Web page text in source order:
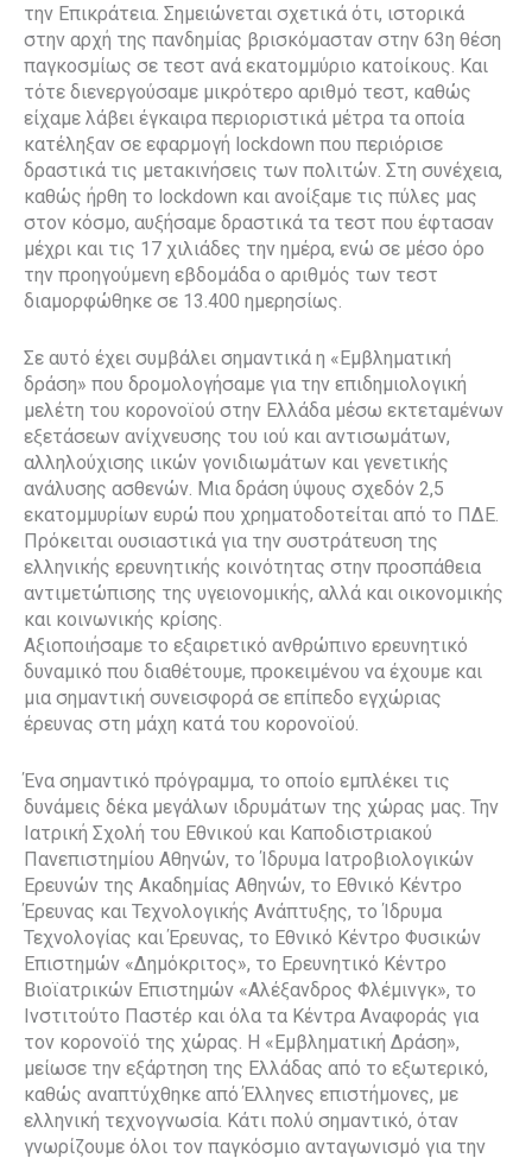
την Επικράτεια. Σημειώνεται σχετικά ότι, ιστορικά
στην αρχή της πανδημίας βρισκόμασταν στην 63η θέση
παγκοσμίως σε τεστ ανά εκατομμύριο κατοίκους. Και
τότε διενεργούσαμε μικρότερο αριθμό τεστ, καθώς
είχαμε λάβει έγκαιρα περιοριστικά μέτρα τα οποία
κατέληξαν σε εφαρμογή lockdown που περιόρισε
δραστικά τις μετακινήσεις των πολιτών. Στη συνέχεια,
καθώς ήρθη το lockdown και ανοίξαμε τις πύλες μας
στον κόσμο, αυξήσαμε δραστικά τα τεστ που έφτασαν
μέχρι και τις 17 χιλιάδες την ημέρα, ενώ σε μέσο όρο
την προηγούμενη εβδομάδα ο αριθμός των τεστ
διαμορφώθηκε σε 13.400 ημερησίως.
Σε αυτό έχει συμβάλει σημαντικά η «Εμβληματική
δράση» που δρομολογήσαμε για την επιδημιολογική
μελέτη του κορονοϊού στην Ελλάδα μέσω εκτεταμένων
εξετάσεων ανίχνευσης του ιού και αντισωμάτων,
αλληλούχισης ιικών γονιδιωμάτων και γενετικής
ανάλυσης ασθενών. Μια δράση ύψους σχεδόν 2,5
εκατομμυρίων ευρώ που χρηματοδοτείται από το ΠΔΕ.
Πρόκειται ουσιαστικά για την συστράτευση της
ελληνικής ερευνητικής κοινότητας στην προσπάθεια
αντιμετώπισης της υγειονομικής, αλλά και οικονομικής
και κοινωνικής κρίσης.
Αξιοποιήσαμε το εξαιρετικό ανθρώπινο ερευνητικό
δυναμικό που διαθέτουμε, προκειμένου να έχουμε και
μια σημαντική συνεισφορά σε επίπεδο εγχώριας
έρευνας στη μάχη κατά του κορονοϊού.
Ένα σημαντικό πρόγραμμα, το οποίο εμπλέκει τις
δυνάμεις δέκα μεγάλων ιδρυμάτων της χώρας μας. Την
Ιατρική Σχολή του Εθνικού και Καποδιστριακού
Πανεπιστημίου Αθηνών, το Ίδρυμα Ιατροβιολογικών
Ερευνών της Ακαδημίας Αθηνών, το Εθνικό Κέντρο
Έρευνας και Τεχνολογικής Ανάπτυξης, το Ίδρυμα
Τεχνολογίας και Έρευνας, το Εθνικό Κέντρο Φυσικών
Επιστημών «Δημόκριτος», το Ερευνητικό Κέντρο
Βιοϊατρικών Επιστημών «Αλέξανδρος Φλέμινγκ», το
Ινστιτούτο Παστέρ και όλα τα Κέντρα Αναφοράς για
τον κορονοϊό της χώρας. Η «Εμβληματική Δράση»,
μείωσε την εξάρτηση της Ελλάδας από το εξωτερικό,
καθώς αναπτύχθηκε από Έλληνες επιστήμονες, με
ελληνική τεχνογνωσία. Κάτι πολύ σημαντικό, όταν
γνωρίζουμε όλοι τον παγκόσμιο ανταγωνισμό για την